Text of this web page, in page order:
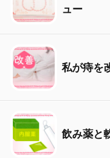
ュー
私が痔を
飲み薬と